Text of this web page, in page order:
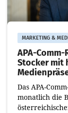
MARKETING &
APA-
Stocker mit
Das APA-
monatlich die